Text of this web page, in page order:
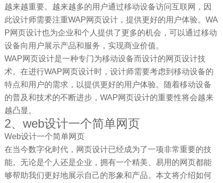
越来越重要。越来越多的用户通过移动设备访问互联网，因
此设计师需要注重WAP网页设计，提供更好的用户体验。WA
P网页设计也为企业和个人提供了更多的机会，可以通过移动
设备向用户展示产品和服务，实现商业价值。
WAP网页设计是一种专门为移动设备而设计的网页设计技
术。在进行WAP网页设计时，设计师需要考虑到移动设备的
特点和用户的需求，以提供更好的用户体验。随着移动设备
的普及和技术的不断进步，WAP网页设计的重要性将会越来
越凸显。
2、web设计一个简单网页
Web设计一个简单网页
在当今数字化时代，网页设计已经成为了一项非常重要的技
能。无论是个人还是企业，拥有一个精美、易用的网页都能
够帮助我们更好地展示自己的形象和产品。本文将介绍如何